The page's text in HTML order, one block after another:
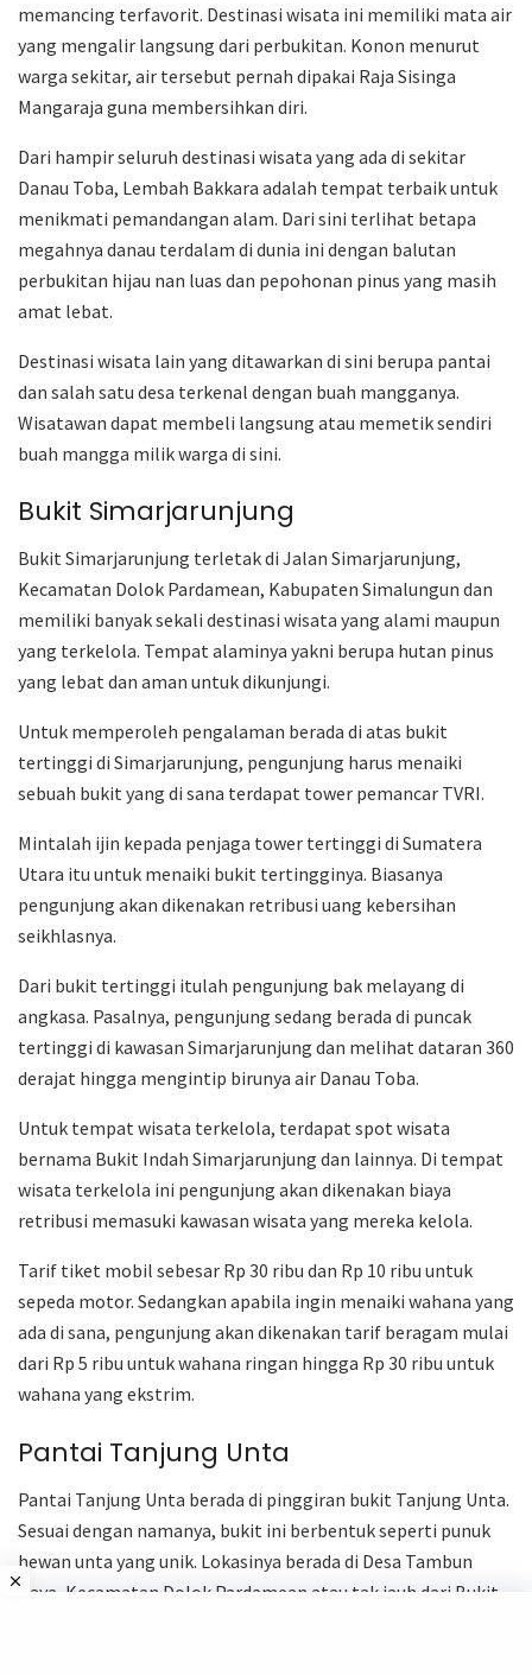
memancing terfavorit. Destinasi wisata ini memiliki mata air
yang mengalir langsung dari perbukitan. Konon menurut
warga sekitar, air tersebut pernah dipakai Raja Sisinga
Mangaraja guna membersihkan diri.
Dari hampir seluruh destinasi wisata yang ada di sekitar
Danau Toba, Lembah Bakkara adalah tempat terbaik untuk
menikmati pemandangan alam. Dari sini terlihat betapa
megahnya danau terdalam di dunia ini dengan balutan
perbukitan hijau nan luas dan pepohonan pinus yang masih
amat lebat.
Destinasi wisata lain yang ditawarkan di sini berupa pantai
dan salah satu desa terkenal dengan buah mangganya.
Wisatawan dapat membeli langsung atau memetik sendiri
buah mangga milik warga di sini.
Bukit Simarjarunjung
Bukit Simarjarunjung terletak di Jalan Simarjarunjung,
Kecamatan Dolok Pardamean, Kabupaten Simalungun dan
memiliki banyak sekali destinasi wisata yang alami maupun
yang terkelola. Tempat alaminya yakni berupa hutan pinus
yang lebat dan aman untuk dikunjungi.
Untuk memperoleh pengalaman berada di atas bukit
tertinggi di Simarjarunjung, pengunjung harus menaiki
sebuah bukit yang di sana terdapat tower pemancar TVRI.
Mintalah ijin kepada penjaga tower tertinggi di Sumatera
Utara itu untuk menaiki bukit tertingginya. Biasanya
pengunjung akan dikenakan retribusi uang kebersihan
seikhlasnya.
Dari bukit tertinggi itulah pengunjung bak melayang di
angkasa. Pasalnya, pengunjung sedang berada di puncak
tertinggi di kawasan Simarjarunjung dan melihat dataran 360
derajat hingga mengintip birunya air Danau Toba.
Untuk tempat wisata terkelola, terdapat spot wisata
bernama Bukit Indah Simarjarunjung dan lainnya. Di tempat
wisata terkelola ini pengunjung akan dikenakan biaya
retribusi memasuki kawasan wisata yang mereka kelola.
Tarif tiket mobil sebesar Rp 30 ribu dan Rp 10 ribu untuk
sepeda motor. Sedangkan apabila ingin menaiki wahana yang
ada di sana, pengunjung akan dikenakan tarif beragam mulai
dari Rp 5 ribu untuk wahana ringan hingga Rp 30 ribu untuk
wahana yang ekstrim.
Pantai Tanjung Unta
Pantai Tanjung Unta berada di pinggiran bukit Tanjung Unta.
Sesuai dengan namanya, bukit ini berbentuk seperti punuk
hewan unta yang unik. Lokasinya berada di Desa Tambun
Raya, Kecamatan Dolok Pardamean atau tak jauh dari Bukit